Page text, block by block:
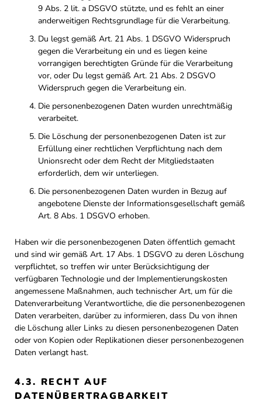
9 Abs. 2 lit. a DSGVO stützte, und es fehlt an einer
anderweitigen Rechtsgrundlage für die Verarbeitung.
Du legst gemäß Art. 21 Abs. 1 DSGVO Widerspruch
gegen die Verarbeitung ein und es liegen keine
vorrangigen berechtigten Gründe für die Verarbeitung
vor, oder Du legst gemäß Art. 21 Abs. 2 DSGVO
Widerspruch gegen die Verarbeitung ein.
Die personenbezogenen Daten wurden unrechtmäßig
verarbeitet.
Die Löschung der personenbezogenen Daten ist zur
Erfüllung einer rechtlichen Verpflichtung nach dem
Unionsrecht oder dem Recht der Mitgliedstaaten
erforderlich, dem wir unterliegen.
Die personenbezogenen Daten wurden in Bezug auf
angebotene Dienste der Informationsgesellschaft gemäß
Art. 8 Abs. 1 DSGVO erhoben.
Haben wir die personenbezogenen Daten öffentlich gemacht
und sind wir gemäß Art. 17 Abs. 1 DSGVO zu deren Löschung
verpflichtet, so treffen wir unter Berücksichtigung der
verfügbaren Technologie und der Implementierungskosten
angemessene Maßnahmen, auch technischer Art, um für die
Datenverarbeitung Verantwortliche, die die personenbezogenen
Daten verarbeiten, darüber zu informieren, dass Du von ihnen
die Löschung aller Links zu diesen personenbezogenen Daten
oder von Kopien oder Replikationen dieser personenbezogenen
Daten verlangt hast.
4.3. RECHT AUF
DATENÜBERTRAGBARKEIT